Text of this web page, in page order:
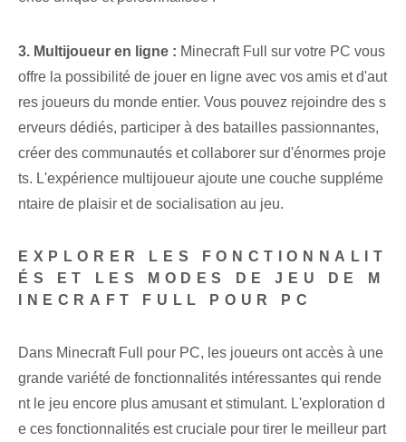
3. Multijoueur en ligne : Minecraft Full sur votre PC vous
offre la possibilité de jouer en ligne avec vos amis et d'aut
res joueurs du monde entier. Vous pouvez rejoindre des s
erveurs dédiés, participer à des batailles passionnantes,
créer des communautés et collaborer sur d'énormes proje
ts. L'expérience multijoueur ajoute une couche suppléme
ntaire de plaisir et de socialisation au jeu.
EXPLORER LES FONCTIONNALIT
ÉS ET LES MODES DE JEU DE M
INECRAFT FULL POUR PC
Dans Minecraft Full pour PC, les joueurs ont accès à une
grande variété de fonctionnalités intéressantes qui rende
nt le jeu encore plus amusant et stimulant. L'exploration d
e ces fonctionnalités est cruciale pour tirer le meilleur part